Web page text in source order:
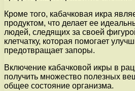
Кроме того, кабачковая икра
продуктом, что делает ее
людей, следящих за своей
клетчатку, которая помогает
предотвращает запоры.
Включение кабачковой икры в
получить множество полезных
общее состояние организма.